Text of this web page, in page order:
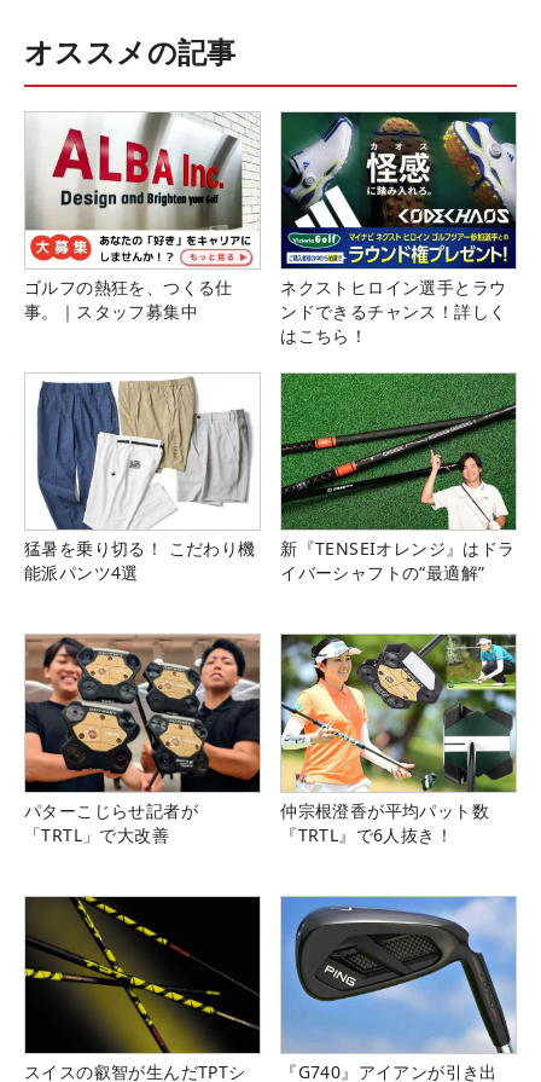
オススメの記事
ゴルフの熱狂を、つくる仕
事。｜スタッフ募集中
ネクストヒロイン選手とラウ
ンドできるチャンス！詳しく
はこちら！
猛暑を乗り切る！ こだわり機
能派パンツ4選
新『TENSEIオレンジ』はドラ
イバーシャフトの“最適解”
パターこじらせ記者が
「TRTL」で大改善
仲宗根澄香が平均パット数
『TRTL』で6人抜き！
スイスの叡智が生んだTPTシ
『G740』アイアンが引き出